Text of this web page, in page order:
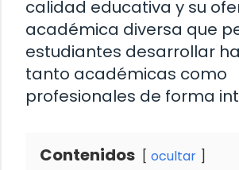
calidad educativa y su
académica diversa que
estudiantes desarrollar
tanto académicas como
profesionales de forma
Contenidos ocultar